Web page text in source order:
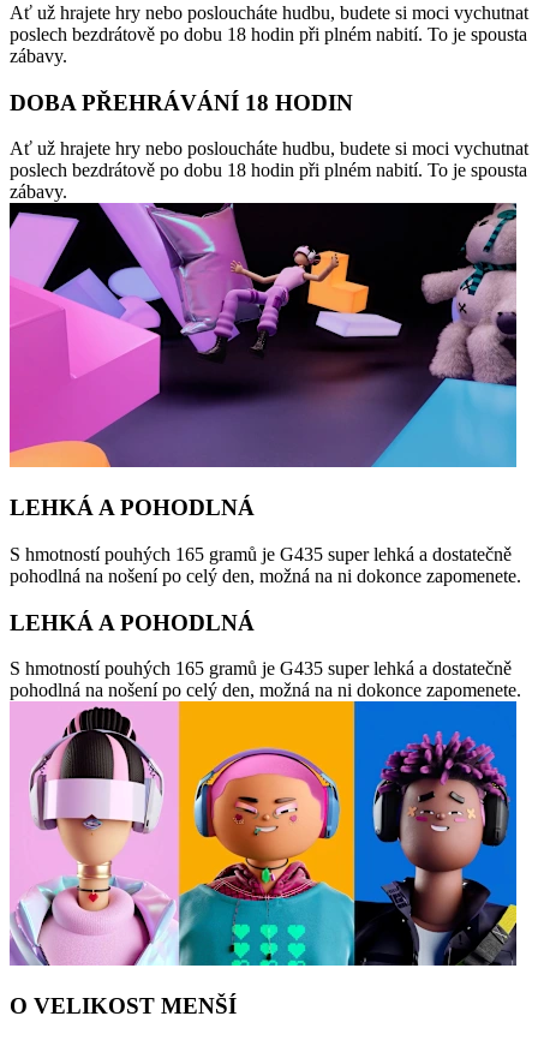
Ať už hrajete hry nebo posloucháte hudbu, budete si moci vychutnat
poslech bezdrátově po dobu 18 hodin při plném nabití. To je spousta
zábavy.
DOBA PŘEHRÁVÁNÍ 18 HODIN
Ať už hrajete hry nebo posloucháte hudbu, budete si moci vychutnat
poslech bezdrátově po dobu 18 hodin při plném nabití. To je spousta
zábavy.
LEHKÁ A POHODLNÁ
S hmotností pouhých 165 gramů je G435 super lehká a dostatečně
pohodlná na nošení po celý den, možná na ni dokonce zapomenete.
LEHKÁ A POHODLNÁ
S hmotností pouhých 165 gramů je G435 super lehká a dostatečně
pohodlná na nošení po celý den, možná na ni dokonce zapomenete.
O VELIKOST MENŠÍ